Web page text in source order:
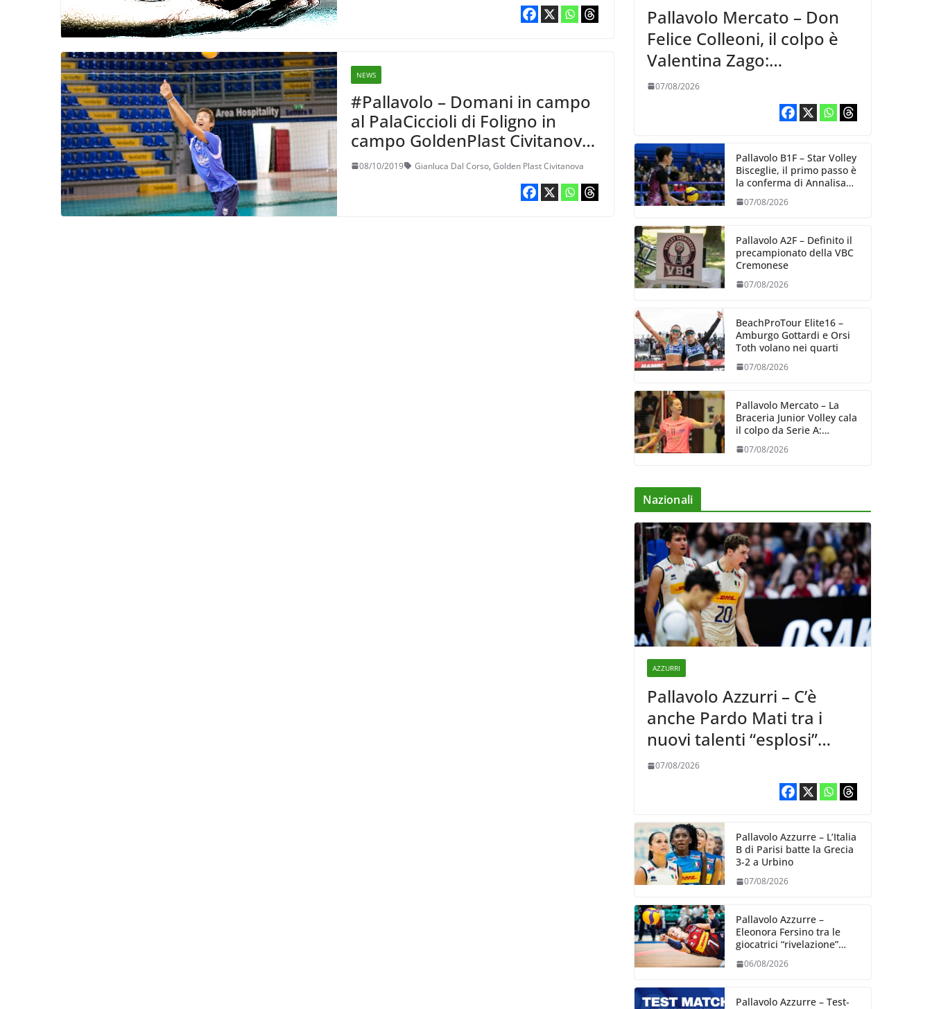
NEWS
#Pallavolo – Domani in campo
al PalaCiccioli di Foligno in
campo GoldenPlast Civitanova,
Inter Volley e Tuscania
08/10/2019 Gianluca Dal Corso,Golden Plast Civitanova
Pallavolo Mercato – Don
Felice Colleoni, il colpo è
Valentina Zago:
esperienza e oltre 5.000
punti al servizio di
07/08/2026
Pallavolo B1F – Star Volley
Bisceglie, il primo passo è
la conferma di Annalisa
Mileno
07/08/2026
Pallavolo A2F – Definito il
precampionato della VBC
Cremonese
07/08/2026
BeachProTour Elite16 –
Amburgo Gottardi e Orsi
Toth volano nei quarti
07/08/2026
Pallavolo Mercato – La
Braceria Junior Volley cala
il colpo da Serie A:
Barbara Varaldo è il nuovo
riferimento dell’attacco
07/08/2026
Nazionali
AZZURRI
Pallavolo Azzurri – C’è
anche Pardo Mati tra i
nuovi talenti “esplosi”
nella VNL 2026 per
07/08/2026
Pallavolo Azzurre – L’Italia
B di Parisi batte la Grecia
3-2 a Urbino
07/08/2026
Pallavolo Azzurre –
Eleonora Fersino tra le
giocatrici “rivelazione”
Volleyball World
06/08/2026
Pallavolo Azzurre – Test-